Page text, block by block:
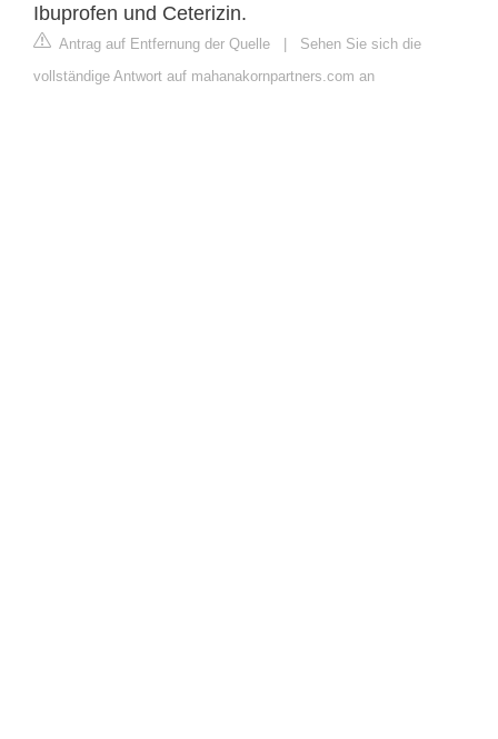
Ibuprofen und Ceterizin.
Antrag auf Entfernung der Quelle | Sehen Sie sich die
vollständige Antwort auf mahanakornpartners.com an